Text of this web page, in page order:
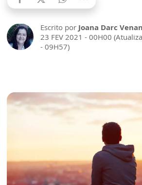
Escrito por Joana Darc
23 FEV 2021 - 00H00
- 09H57)